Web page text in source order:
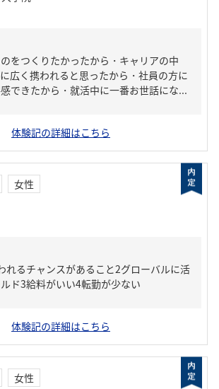
をつくりたかったから・キャリアの中
広く携われると思ったから・社員の方に
できたから・就活中に一番お世話にな...
体験記の詳細はこちら
女性
れるチャンスがあること2グローバルに活
ド3給料がいい4転勤が少ない
体験記の詳細はこちら
女性